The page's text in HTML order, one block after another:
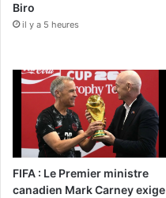
Biro
il y a 5 heures
FIFA : Le Premier ministre
canadien Mark Carney exige